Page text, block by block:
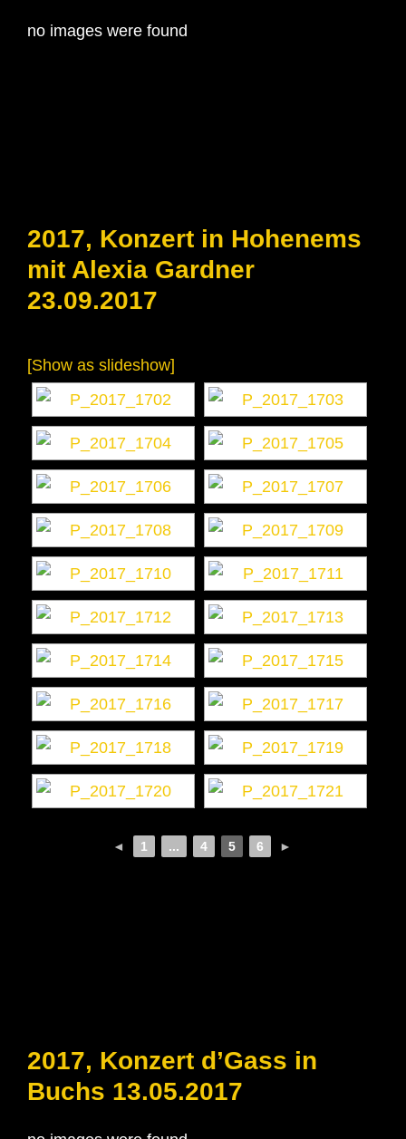
no images were found
2017, Konzert in Hohenems
mit Alexia Gardner
23.09.2017
[Show as slideshow]
◄ 1 ... 4 5 6 ►
2017, Konzert d’Gass in
Buchs 13.05.2017